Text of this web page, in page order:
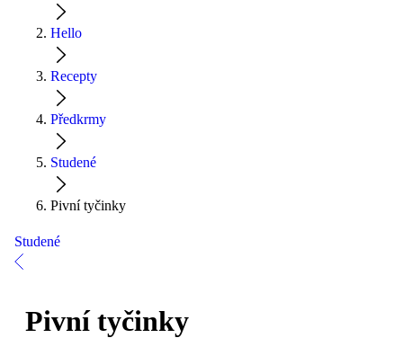
Hello
Recepty
Předkrmy
Studené
Pivní tyčinky
Studené
Pivní tyčinky